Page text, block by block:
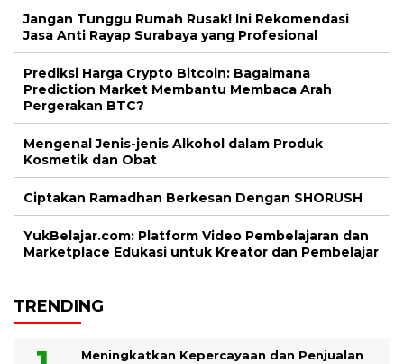
Jangan Tunggu Rumah Rusak! Ini Rekomendasi
Jasa Anti Rayap Surabaya yang Profesional
Prediksi Harga Crypto Bitcoin: Bagaimana
Prediction Market Membantu Membaca Arah
Pergerakan BTC?
Mengenal Jenis-jenis Alkohol dalam Produk
Kosmetik dan Obat
Ciptakan Ramadhan Berkesan Dengan SHORUSH
YukBelajar.com: Platform Video Pembelajaran dan
Marketplace Edukasi untuk Kreator dan Pembelajar
TRENDING
Meningkatkan Kepercayaan dan Penjualan